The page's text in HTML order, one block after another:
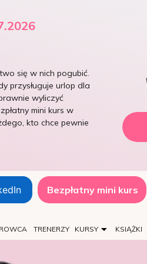
się w nich pogubić.
przysługuje urlop dla
wyliczyć
mini kurs w
kto chce pewnie
KURSY KSIĄŻKI
TRENERZY
Bezpłatny mini kurs